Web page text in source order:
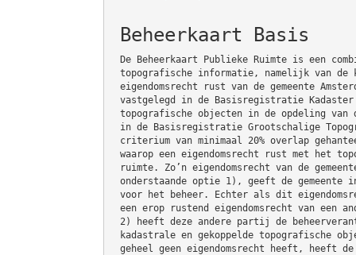
Beheerkaart Basis
De Beheerkaart Publieke Ruimte is een
topografische informatie, namelijk van de
eigendomsrecht rust van de gemeente
vastgelegd in de Basisregistratie Kadaster
topografische objecten in de opdeling van
in de Basisregistratie Grootschalige
criterium van minimaal 20% overlap
waarop een eigendomsrecht rust met het
ruimte. Zo’n eigendomsrecht van de
onderstaande optie 1), geeft de
voor het beheer. Echter als dit
een erop rustend eigendomsrecht van een
2) heeft deze andere partij de
kadastrale en gekoppelde topografische
geheel geen eigendomsrecht heeft, heeft de